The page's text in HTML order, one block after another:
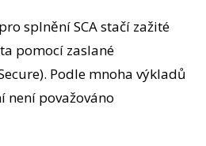
splnění SCA stačí zažité
pomocí zaslané
Podle mnoha výkladů
není považováno